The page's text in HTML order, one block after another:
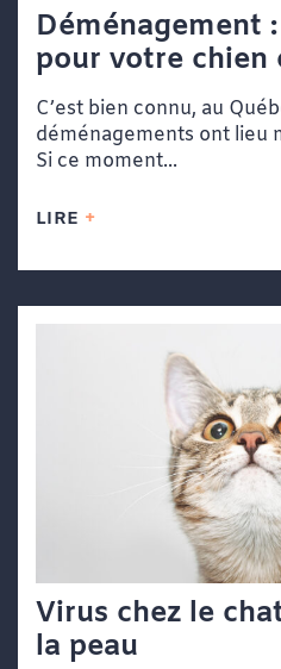
Déménagement
pour votre chien
C’est bien connu, au
déménagements ont lieu
Si ce moment...
LIRE
Virus chez le
la peau